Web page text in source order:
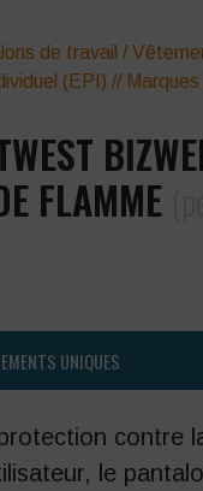
de travail /
(EPI) // Marques
FLAMME
UNIQUES
contre
le